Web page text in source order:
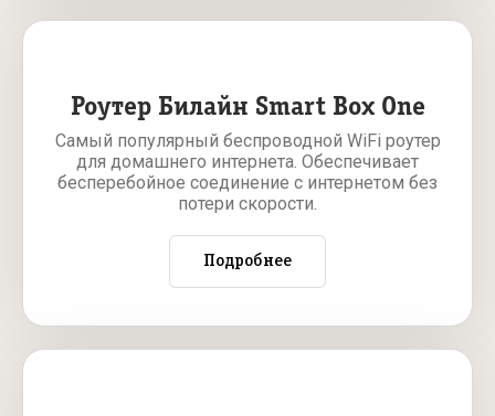
Роутер Билайн Smart Box One
Самый популярный беспроводной WiFi роутер
для домашнего интернета. Обеспечивает
бесперебойное соединение с интернетом без
потери скорости.
Подробнее